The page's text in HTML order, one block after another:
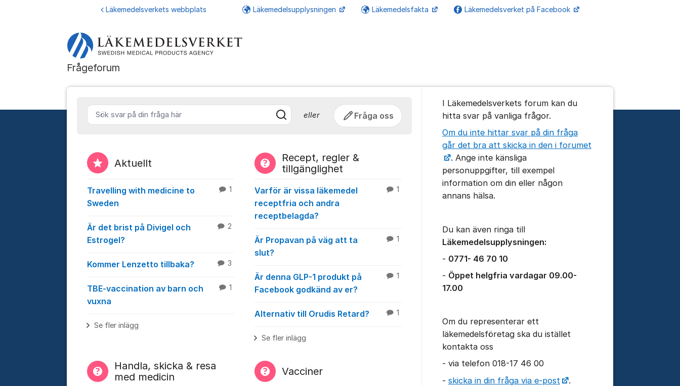
Frågeforum - Läkemedelsverket
Frågeforum
Läkemedelsverkets webbplats Läkemedelsupplysningen Läkemedelsfakta Läkemedelsverket på Facebook Fler supportlänkar
Sök svar på din fråga här
eller Fråga oss
Aktuellt
Travelling with medicine to
Sweden
1
Är det brist på Divigel och
Estrogel?
2
Kommer Lenzetto tillbaka? 3
TBE-vaccination av barn och
vuxna
1
Se fler inlägg
Recept, regler &
tillgänglighet
Varför är vissa läkemedel
receptfria och andra
receptbelagda?
1
Är Propavan på väg att ta
slut?
1
Är denna GLP-1 produkt på
Facebook godkänd av er?
1
Alternativ till Orudis Retard? 1
Se fler inlägg
Handla, skicka & resa
med medicin
Vacciner
I Läkemedelsverkets forum kan du
hitta svar på vanliga frågor.
Om du inte hittar svar på din fråga
går det bra att skicka in den i forumet
. Ange inte känsliga
personuppgifter, till exempel
information om din eller någon
annans hälsa.
Du kan även ringa till
Läkemedelsupplysningen:
- 0771- 46 70 10
- Öppet helgfria vardagar 09.00-
17.00
Om du representerar ett
läkemedelsföretag ska du istället
kontakta oss
- via telefon 018-17 46 00
- skicka in din fråga via e-post .